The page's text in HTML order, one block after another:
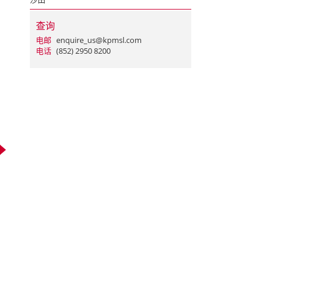
查询
电邮 enquire_us@kpmsl.com
电话 (852) 2950 8200